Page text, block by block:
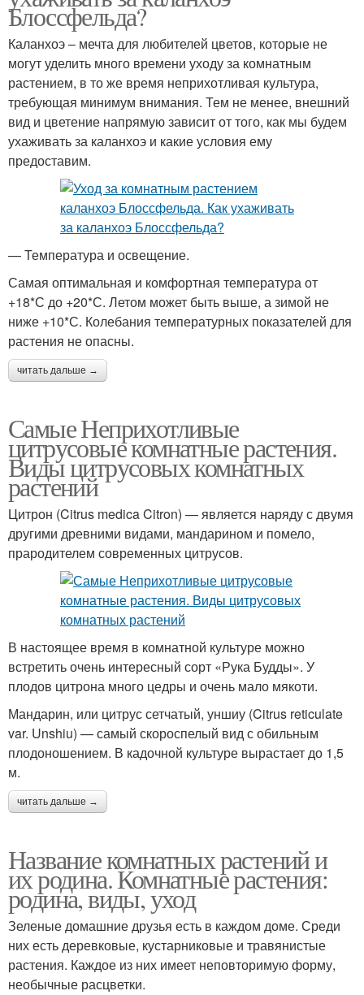
Блоссфельда?
Каланхоэ – мечта для любителей цветов, которые не
могут уделить много времени уходу за комнатным
растением, в то же время неприхотливая культура,
требующая минимум внимания. Тем не менее, внешний
вид и цветение напрямую зависит от того, как мы будем
ухаживать за каланхоэ и какие условия ему
предоставим.
— Температура и освещение.
Самая оптимальная и комфортная температура от
+18*С до +20*С. Летом может быть выше, а зимой не
ниже +10*С. Колебания температурных показателей для
растения не опасны.
читать дальше →
Самые Неприхотливые
цитрусовые комнатные растения.
Виды цитрусовых комнатных
растений
Цитрон (Citrus medica Citron) — является наряду с двумя
другими древними видами, мандарином и помело,
прародителем современных цитрусов.
В настоящее время в комнатной культуре можно
встретить очень интересный сорт «Рука Будды». У
плодов цитрона много цедры и очень мало мякоти.
Мандарин, или цитрус сетчатый, уншиу (Citrus reticulate
var. Unshiu) — самый скороспелый вид с обильным
плодоношением. В кадочной культуре вырастает до 1,5
м.
читать дальше →
Название комнатных растений и
их родина. Комнатные растения:
родина, виды, уход
Зеленые домашние друзья есть в каждом доме. Среди
них есть деревковые, кустарниковые и травянистые
растения. Каждое из них имеет неповторимую форму,
необычные расцветки.